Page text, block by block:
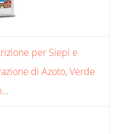
per Siepi e
di Azoto, Verde